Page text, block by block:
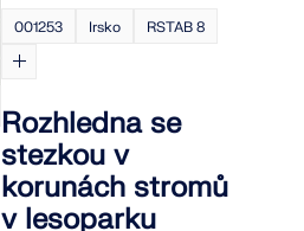
001253 Irsko RSTAB 8
Rozhledna se
stezkou v
korunách stromů
v lesoparku